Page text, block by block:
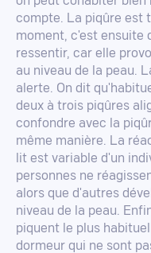
compte. La piqûre est
moment, c'est ensuite
ressentir, car elle
au niveau de la peau.
alerte. On dit
deux à trois piqûres
confondre avec la
même manière. La
lit est variable d'un
personnes ne
alors que d'autres
niveau de la peau.
piquent le plus
dormeur qui ne sont